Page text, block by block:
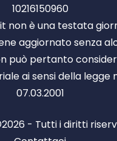
10216150960
non è una testata
aggiornato senza
può pertanto
ai sensi della legge
07.03.2001
- Tutti i diritti